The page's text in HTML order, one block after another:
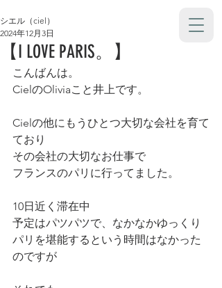
【I LOVE PARIS。】
シエル（ciel）
2024年12月3日
こんばんは。
CielのOliviaこと井上です。
Cielの他にもうひとつ大切な会社を育て
ており
その会社の大切なお仕事で
フランスのパリに行ってました。
10日近く滞在中
予定はパツパツで、なかなかゆっくり
パリを堪能するという時間はなかった
のですが